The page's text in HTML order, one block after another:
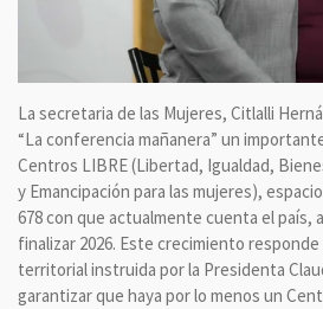
La secretaria de las Mujeres, Citlalli
“La conferencia mañanera” un
Centros LIBRE (Libertad, Igualdad,
y Emancipación para las mujeres),
678 con que actualmente cuenta el país,
finalizar 2026. Este crecimiento
territorial instruida por la Presidenta
garantizar que haya por lo menos un